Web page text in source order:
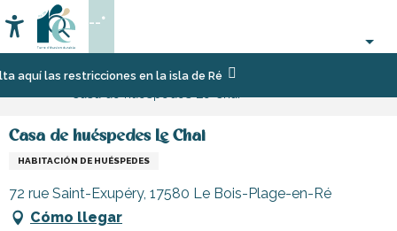
au
contenu
principal
las restricciones en la isla de Ré
Accessibilité
Buscar
--°
Página Web EstanciaAlojamiento
Casa de huéspedes Le Chai
HABITACIÓN DE HUÉSPEDES
72 rue Saint-Exupéry, 17580 Le Bois-Plage-en-Ré
Cómo llegar